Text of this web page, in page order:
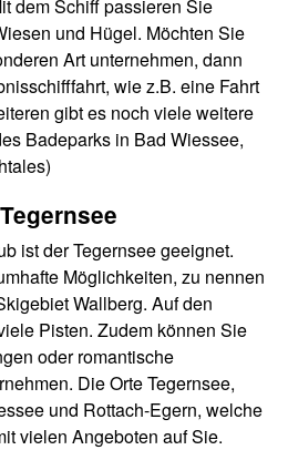
dem Schiff passieren Sie
und Hügel. Möchten Sie
Art unternehmen, dann
wie z.B. eine Fahrt
gibt es noch viele weitere
Badeparks in Bad Wiessee,
ist der Tegernsee geeignet.
Möglichkeiten, zu nennen
Wallberg. Auf den
Pisten. Zudem können Sie
oder romantische
Die Orte Tegernsee,
und Rottach-Egern, welche
vielen Angeboten auf Sie.